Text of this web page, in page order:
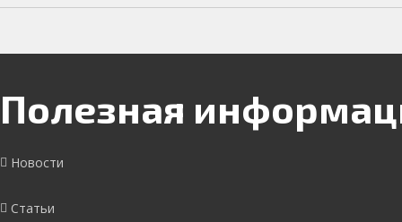
Полезная
Новости
Статьи